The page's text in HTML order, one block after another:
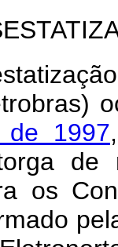
1997
de
os